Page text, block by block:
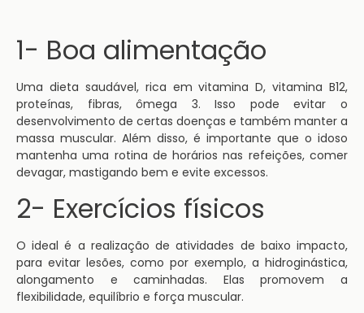
1- Boa alimentação
Uma dieta saudável, rica em vitamina D, vitamina B12,
proteínas, fibras, ômega 3. Isso pode evitar o
desenvolvimento de certas doenças e também manter a
massa muscular. Além disso, é importante que o idoso
mantenha uma rotina de horários nas refeições, comer
devagar, mastigando bem e evite excessos.
2- Exercícios físicos
O ideal é a realização de atividades de baixo impacto,
para evitar lesões, como por exemplo, a hidroginástica,
alongamento e caminhadas. Elas promovem a
flexibilidade, equilíbrio e força muscular.